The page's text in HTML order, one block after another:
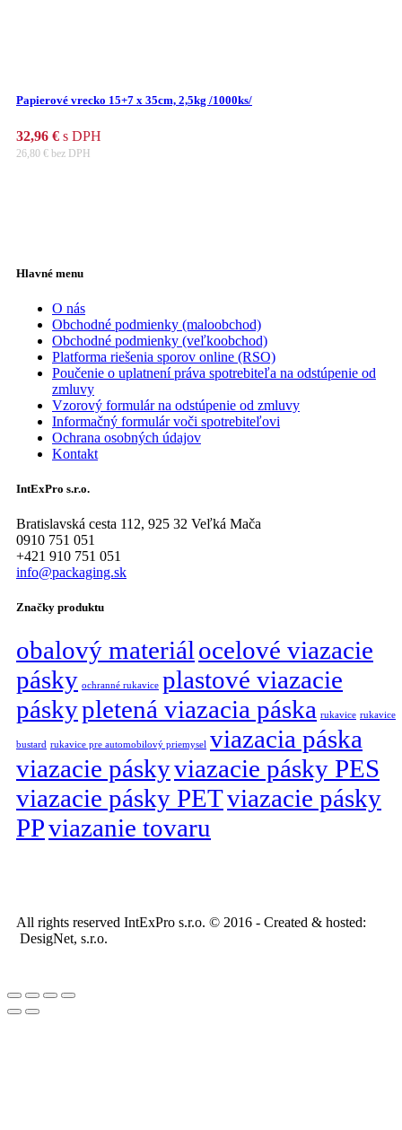
Papierové vrecko 15+7 x 35cm, 2,5kg /1000ks/
32,96 € s DPH
26,80 € bez DPH
Hlavné menu
O nás
Obchodné podmienky (maloobchod)
Obchodné podmienky (veľkoobchod)
Platforma riešenia sporov online (RSO)
Poučenie o uplatnení práva spotrebiteľa na odstúpenie od
zmluvy
Vzorový formulár na odstúpenie od zmluvy
Informačný formulár voči spotrebiteľovi
Ochrana osobných údajov
Kontakt
IntExPro s.r.o.
Bratislavská cesta 112, 925 32 Veľká Mača
0910 751 051
+421 910 751 051
info@packaging.sk
Značky produktu
obalový materiál ocelové viazacie
pásky ochranné rukavice plastové viazacie
páskypletená viazacia páska rukavice rukavice
bustard rukavice pre automobilový priemysel viazacia páska
viazacie páskyviazacie pásky PES
viazacie pásky PETviazacie pásky
PPviazanie tovaru
All rights reserved IntExPro s.r.o. © 2016 - Created & hosted:
DesigNet, s.r.o.